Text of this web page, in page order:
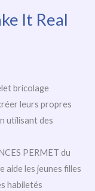
It Real
bricolage
leurs propres
utilisant des
PERMET du
aide les jeunes filles
habiletés